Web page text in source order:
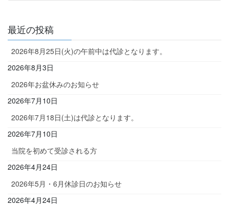
最近の投稿
2026年8月25日(火)の午前中は代診となります。
2026年8月3日
2026年お盆休みのお知らせ
2026年7月10日
2026年7月18日(土)は代診となります。
2026年7月10日
当院を初めて受診される方
2026年4月24日
2026年5月・6月休診日のお知らせ
2026年4月24日